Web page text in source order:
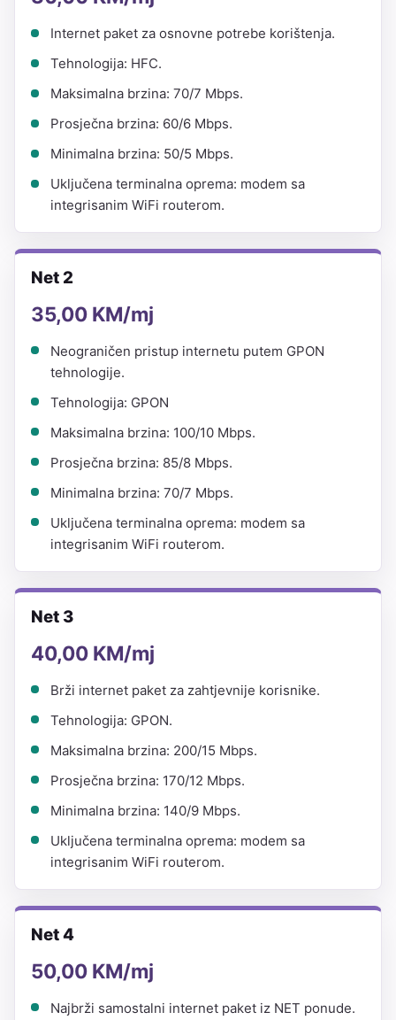
Internet paket za osnovne potrebe korištenja.
Tehnologija: HFC.
Maksimalna brzina: 70/7 Mbps.
Prosječna brzina: 60/6 Mbps.
Minimalna brzina: 50/5 Mbps.
Uključena terminalna oprema: modem sa
integrisanim WiFi routerom.
Net 2
35,00 KM/mj
Neograničen pristup internetu putem GPON
tehnologije.
Tehnologija: GPON
Maksimalna brzina: 100/10 Mbps.
Prosječna brzina: 85/8 Mbps.
Minimalna brzina: 70/7 Mbps.
Uključena terminalna oprema: modem sa
integrisanim WiFi routerom.
Net 3
40,00 KM/mj
Brži internet paket za zahtjevnije korisnike.
Tehnologija: GPON.
Maksimalna brzina: 200/15 Mbps.
Prosječna brzina: 170/12 Mbps.
Minimalna brzina: 140/9 Mbps.
Uključena terminalna oprema: modem sa
integrisanim WiFi routerom.
Net 4
50,00 KM/mj
Najbrži samostalni internet paket iz NET ponude.